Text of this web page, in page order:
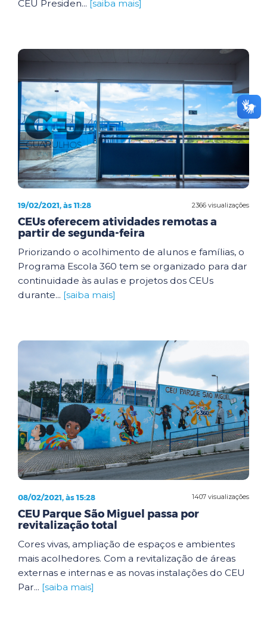
CEU Presiden... [saiba mais]
2366 visualizações
19/02/2021, às 11:28
CEUs oferecem atividades remotas a
partir de segunda-feira
Priorizando o acolhimento de alunos e famílias, o
Programa Escola 360 tem se organizado para dar
continuidade às aulas e projetos dos CEUs
durante... [saiba mais]
1407 visualizações
08/02/2021, às 15:28
CEU Parque São Miguel passa por
revitalização total
Cores vivas, ampliação de espaços e ambientes
mais acolhedores. Com a revitalização de áreas
externas e internas e as novas instalações do CEU
Par... [saiba mais]